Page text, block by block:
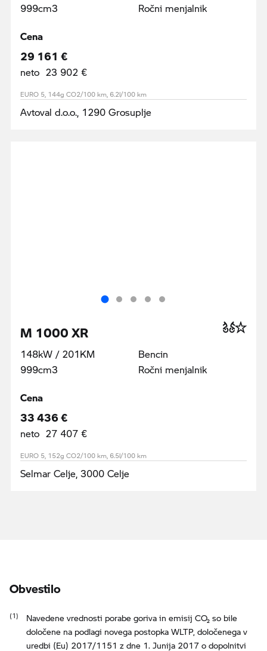
999cm3
Ročni menjalnik
Cena
29 161 €
neto 23 902 €
EURO 5, 144g CO2/100 km, 6.2l/100 km
Avtoval d.o.o., 1290 Grosuplje
M 1000 XR
148kW / 201KM
999cm3
Bencin
Ročni menjalnik
Cena
33 436 €
neto 27 407 €
EURO 5, 152g CO2/100 km, 6.5l/100 km
Selmar Celje, 3000 Celje
Obvestilo
Navedene vrednosti porabe goriva in emisij CO₂ so bile
določene na podlagi novega postopka WLTP, določenega v
uredbi (Eu) 2017/1151 z dne 1. Junija 2017 o dopolnitvi